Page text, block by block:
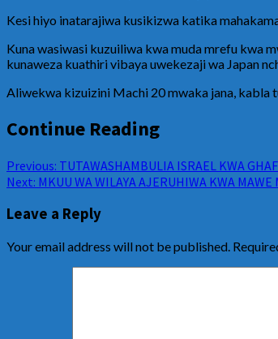
Kesi hiyo inatarajiwa kusikizwa katika
Kuna wasiwasi kuzuiliwa kwa muda mrefu kwa
kunaweza kuathiri vibaya uwekezaji wa Japan
Aliwekwa kizuizini Machi 20 mwaka jana, kabla
Continue Reading
Previous: TUTAWASHAMBULIA ISRAEL KWA
Next: MKUU WA WILAYA AJERUHIWA KWA
Leave a Reply
Your email address will not be published.